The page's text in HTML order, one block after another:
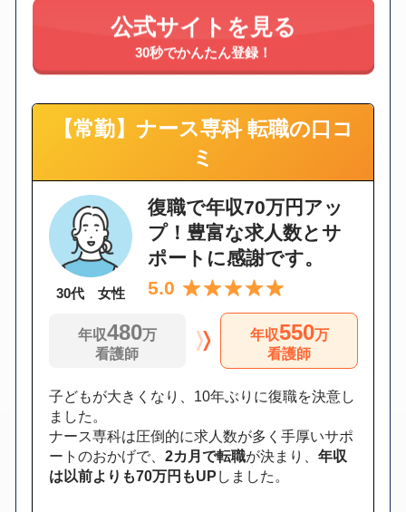
公式サイトを見る
30秒でかんたん登録！
【常勤】ナース専科 転職の口コ
ミ
30代 女性
復職で年収70万円アッ
プ！豊富な求人数とサ
ポートに感謝です。
5.0
年収480万
看護師
年収550万
看護師
子どもが大きくなり、10年ぶりに復職を決意し
ました。
ナース専科は圧倒的に求人数が多く手厚いサポ
ートのおかげで、 2カ月で転職が決まり、 年収
は以前よりも70万円もUP しました。